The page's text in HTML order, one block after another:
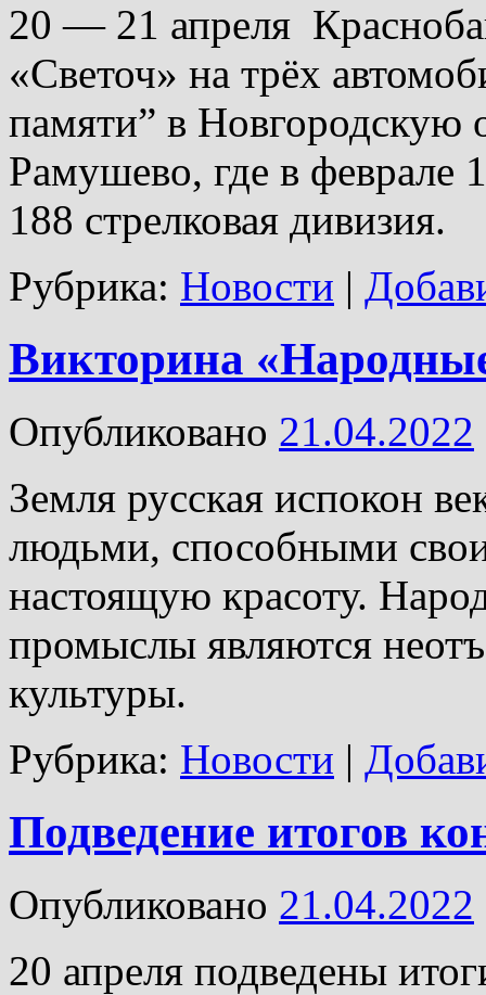
20 — 21 апреля
«Светоч» на трёх
памяти” в Новгородскую
Рамушево, где в феврале
188 стрелковая дивизия.
Рубрика: Новости |
Викторина
Опубликовано 21.04.2022
Земля русская испокон
людьми, способными
настоящую красоту.
промыслы являются
культуры.
Рубрика: Новости |
Подведение итогов
Опубликовано 21.04.2022
20 апреля подведены